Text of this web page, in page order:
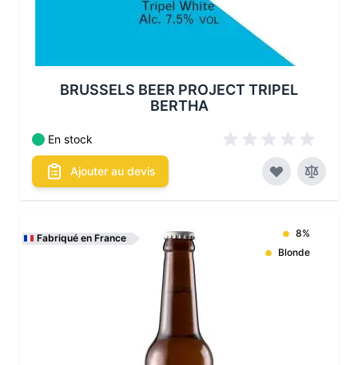
BRUSSELS BEER PROJECT TRIPEL
BERTHA
En stock
Ajouter au devis
Fabriqué en France
8%
Blonde
Les conditionnements disponibles :